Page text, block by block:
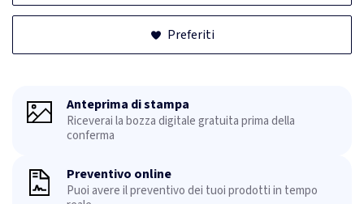
Preferiti
Anteprima di stampa
Riceverai la bozza digitale gratuita prima della
conferma
Preventivo online
Puoi avere il preventivo dei tuoi prodotti in tempo